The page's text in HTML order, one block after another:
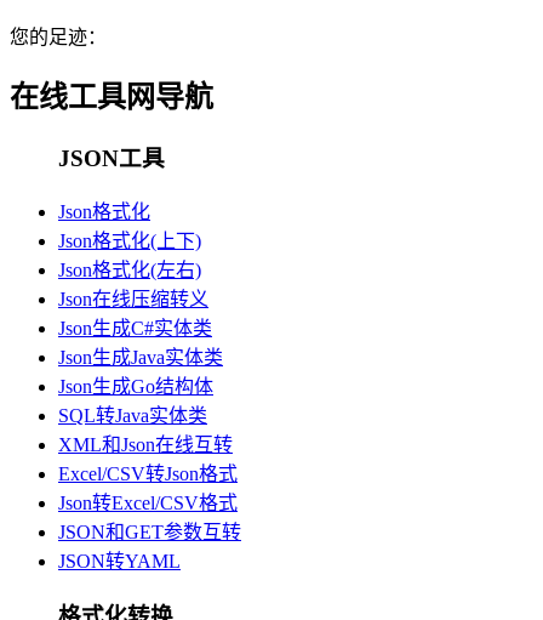
您的足迹：
在线工具网导航
JSON工具
Json格式化
Json格式化(上下)
Json格式化(左右)
Json在线压缩转义
Json生成C#实体类
Json生成Java实体类
Json生成Go结构体
SQL转Java实体类
XML和Json在线互转
Excel/CSV转Json格式
Json转Excel/CSV格式
JSON和GET参数互转
JSON转YAML